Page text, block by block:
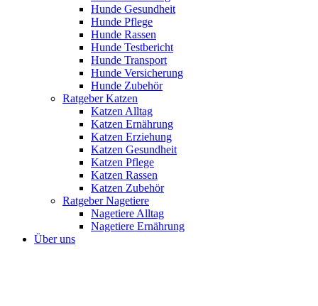
Hunde Gesundheit
Hunde Pflege
Hunde Rassen
Hunde Testbericht
Hunde Transport
Hunde Versicherung
Hunde Zubehör
Ratgeber Katzen
Katzen Alltag
Katzen Ernährung
Katzen Erziehung
Katzen Gesundheit
Katzen Pflege
Katzen Rassen
Katzen Zubehör
Ratgeber Nagetiere
Nagetiere Alltag
Nagetiere Ernährung
Über uns